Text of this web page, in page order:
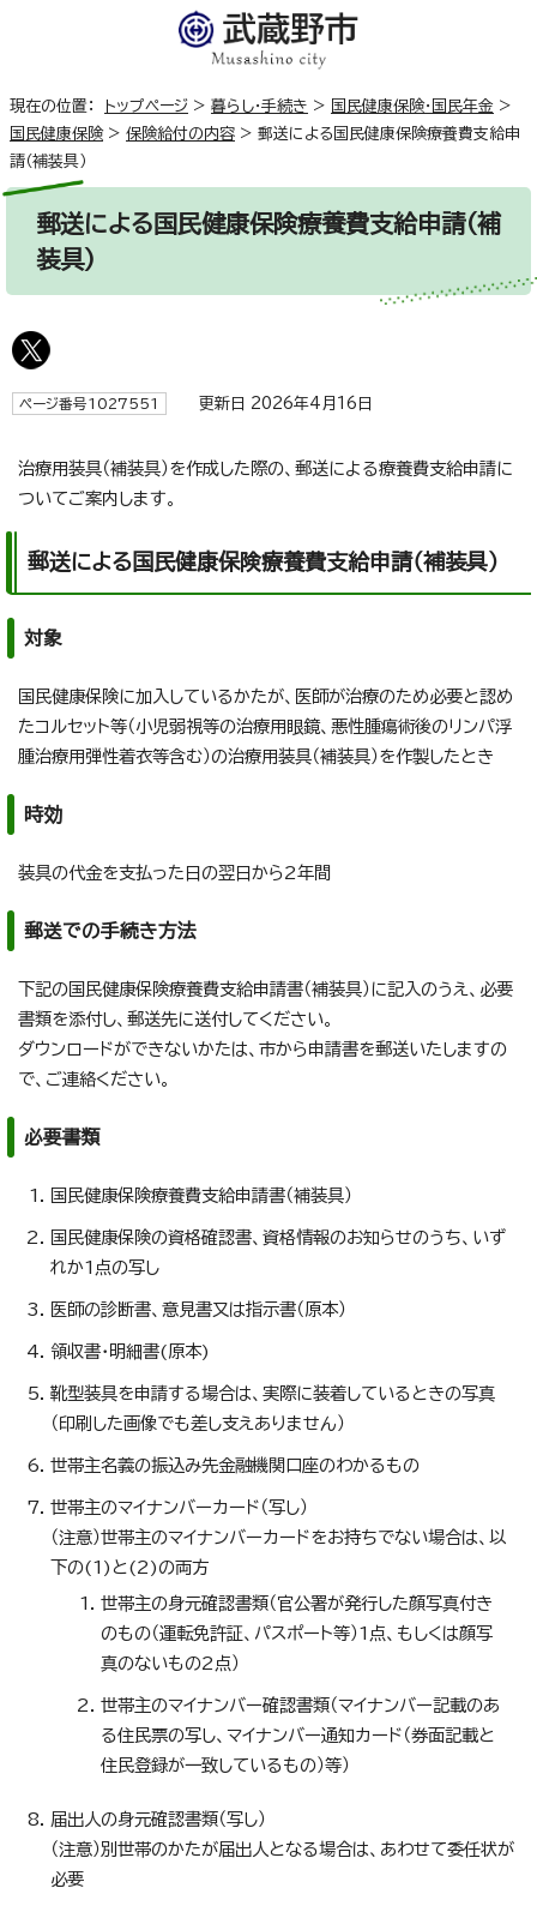
現在の位置： トップページ > 暮らし・手続き > 国民健康保険・国民年金 >
国民健康保険> 保険給付の内容 > 郵送による国民健康保険療養費支給申
請（補装具）
郵送による国民健康保険療養費支給申請（補
装具）
ページ番号1027551 更新日 2026年4月16日
治療用装具（補装具）を作成した際の、郵送による療養費支給申請に
ついてご案内します。
郵送による国民健康保険療養費支給申請（補装具）
対象
国民健康保険に加入しているかたが、医師が治療のため必要と認め
たコルセット等（小児弱視等の治療用眼鏡、悪性腫瘍術後のリンパ浮
腫治療用弾性着衣等含む）の治療用装具（補装具）を作製したとき
時効
装具の代金を支払った日の翌日から2年間
郵送での手続き方法
下記の国民健康保険療養費支給申請書（補装具）に記入のうえ、必要
書類を添付し、郵送先に送付してください。
ダウンロードができないかたは、市から申請書を郵送いたしますの
で、ご連絡ください。
必要書類
国民健康保険療養費支給申請書（補装具）
国民健康保険の資格確認書、資格情報のお知らせのうち、いず
れか1点の写し
医師の診断書、意見書又は指示書（原本）
領収書・明細書(原本)
靴型装具を申請する場合は、実際に装着しているときの写真
（印刷した画像でも差し支えありません）
世帯主名義の振込み先金融機関口座のわかるもの
世帯主のマイナンバーカード（写し）
（注意）世帯主のマイナンバーカードをお持ちでない場合は、以
下の(1)と(2)の両方
世帯主の身元確認書類（官公署が発行した顔写真付き
のもの（運転免許証、パスポート等）1点、もしくは顔写
真のないもの2点）
世帯主のマイナンバー確認書類（マイナンバー記載のあ
る住民票の写し、マイナンバー通知カード（券面記載と
住民登録が一致しているもの）等）
届出人の身元確認書類（写し）
（注意）別世帯のかたが届出人となる場合は、あわせて委任状が
必要